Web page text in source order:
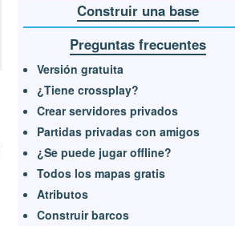
Construir una base
Preguntas frecuentes
Versión gratuita
¿Tiene crossplay?
Crear servidores privados
Partidas privadas con amigos
¿Se puede jugar offline?
Todos los mapas gratis
Atributos
Construir barcos